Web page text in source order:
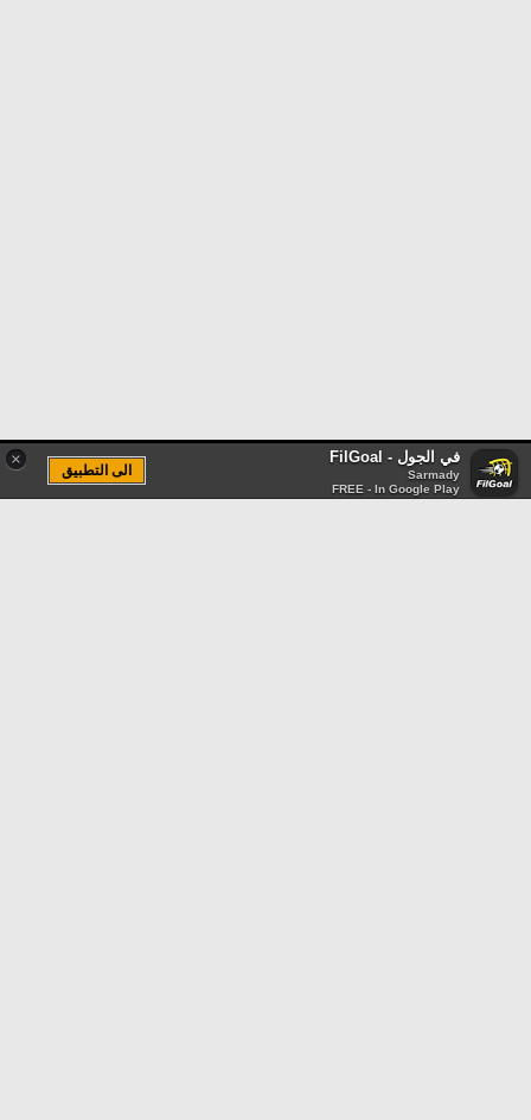
× في الجول - FilGoal
Sarmady
FREE - In Google Play
الى التطبيق